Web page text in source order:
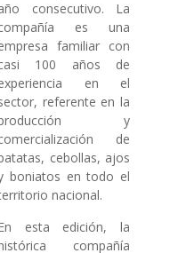
consecutivo. La
es una
familiar con
100 años de
en el
referente en la
y
de
cebollas, ajos
boniatos en todo el
nacional.
esta edición, la
compañía